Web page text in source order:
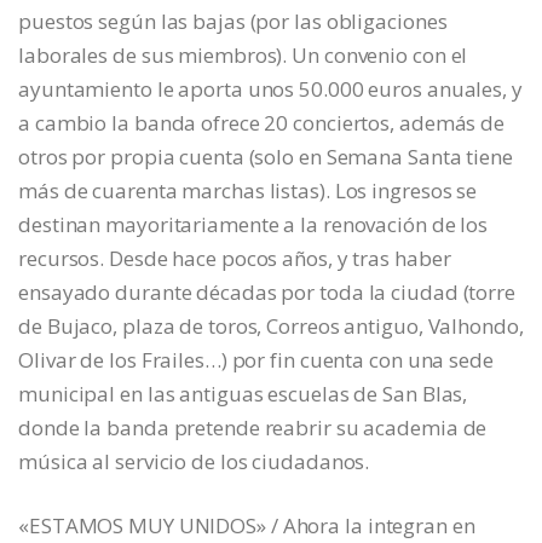
puestos según las bajas (por las obligaciones
laborales de sus miembros). Un convenio con el
ayuntamiento le aporta unos 50.000 euros anuales, y
a cambio la banda ofrece 20 conciertos, además de
otros por propia cuenta (solo en Semana Santa tiene
más de cuarenta marchas listas). Los ingresos se
destinan mayoritariamente a la renovación de los
recursos. Desde hace pocos años, y tras haber
ensayado durante décadas por toda la ciudad (torre
de Bujaco, plaza de toros, Correos antiguo, Valhondo,
Olivar de los Frailes…) por fin cuenta con una sede
municipal en las antiguas escuelas de San Blas,
donde la banda pretende reabrir su academia de
música al servicio de los ciudadanos.
«ESTAMOS MUY UNIDOS» / Ahora la integran en